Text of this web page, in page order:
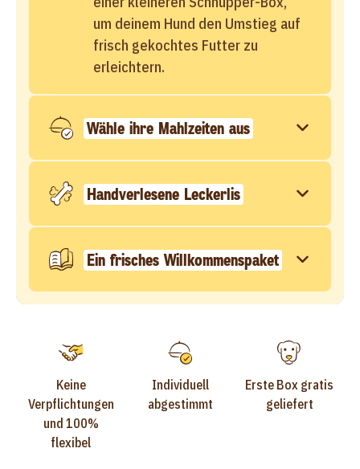
um deinem Hund den Umstieg auf
frisch gekochtes Futter zu
erleichtern.
Wähle ihre Mahlzeiten aus
Handverlesene Leckerlis
Ein frisches Willkommenspaket
Keine
Verpflichtungen
und 100%
flexibel
Individuell
abgestimmt
Erste Box gratis
geliefert